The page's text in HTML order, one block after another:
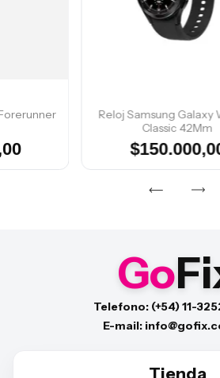
Reloj Samsung Galaxy
Classic 42Mm
Go
Telefono: (+54) 11-
E-mail:
Tienda